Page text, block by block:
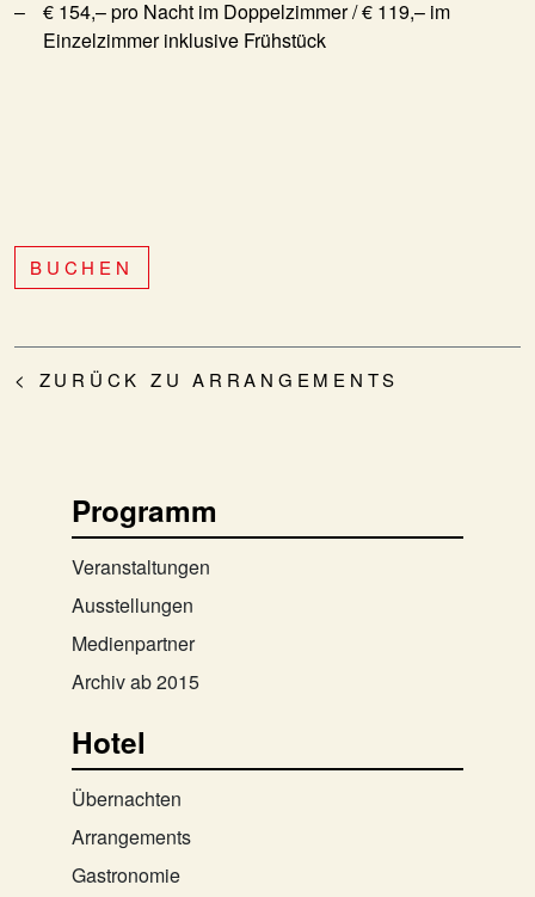
€ 154,– pro Nacht im Doppelzimmer / € 119,– im
Einzelzimmer inklusive Frühstück
BUCHEN
< ZURÜCK ZU ARRANGEMENTS
Programm
Veranstaltungen
Ausstellungen
Medienpartner
Archiv ab 2015
Hotel
Übernachten
Arrangements
Gastronomie